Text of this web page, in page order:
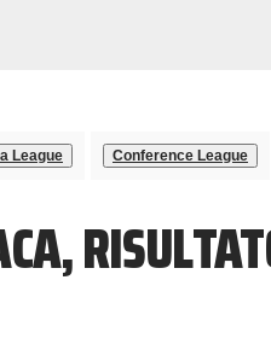
League Conference League